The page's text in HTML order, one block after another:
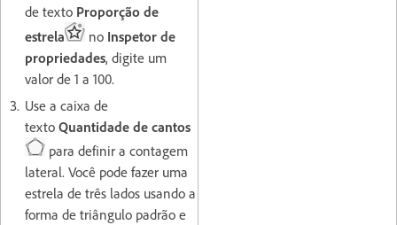
de texto Proporção de
estrela
no Inspetor de
propriedades, digite um
valor de 1 a 100.
Use a caixa de
texto Quantidade de cantos
para definir a contagem
lateral. Você pode fazer uma
estrela de três lados usando a
forma de triângulo padrão e